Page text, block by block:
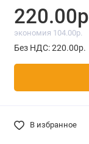
экономия 104.00р.
Без НДС: 220.00р.
В избранное